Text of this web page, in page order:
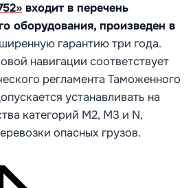
входит в перечень
оборудования, произведен в
гарантию три года.
навигации соответствует
регламента Таможенного
устанавливать на
категорий М2, М3 и N,
опасных грузов.